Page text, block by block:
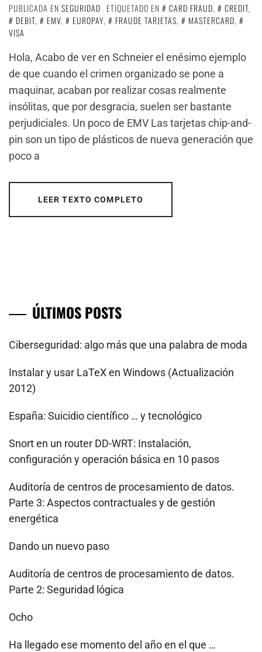
PUBLICADA EN SEGURIDAD ETIQUETADO EN CARD FRAUD, CREDIT,
DEBIT, EMV, EUROPAY, FRAUDE TARJETAS, MASTERCARD,
VISA
Hola, Acabo de ver en Schneier el enésimo ejemplo
de que cuando el crimen organizado se pone a
maquinar, acaban por realizar cosas realmente
insólitas, que por desgracia, suelen ser bastante
perjudiciales. Un poco de EMV Las tarjetas chip-and-
pin son un tipo de plásticos de nueva generación que
poco a
LEER TEXTO COMPLETO
ÚLTIMOS POSTS
Ciberseguridad: algo más que una palabra de moda
Instalar y usar LaTeX en Windows (Actualización
2012)
España: Suicidio científico … y tecnológico
Snort en un router DD-WRT: Instalación,
configuración y operación básica en 10 pasos
Auditoría de centros de procesamiento de datos.
Parte 3: Aspectos contractuales y de gestión
energética
Dando un nuevo paso
Auditoría de centros de procesamiento de datos.
Parte 2: Seguridad lógica
Ocho
Ha llegado ese momento del año en el que …